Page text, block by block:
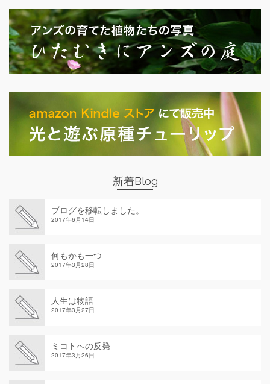
新着Blog
ブログを移転しました。
2017年6月14日
何もかも一つ
2017年3月28日
人生は物語
2017年3月27日
ミコトへの反発
2017年3月26日